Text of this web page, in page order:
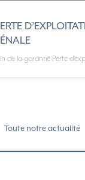
de la garantie Perte
Toute notre actualité